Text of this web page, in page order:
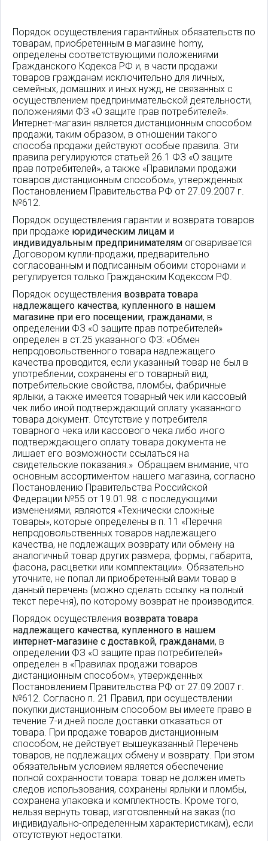
Порядок осуществления гарантийных обязательств по
товарам, приобретенным в магазине homy,
определены соответствующими положениями
Гражданского Кодекса РФ и, в части продажи
товаров гражданам исключительно для личных,
семейных, домашних и иных нужд, не связанных с
осуществлением предпринимательской деятельности,
положениями ФЗ «О защите прав потребителей».
Интернет-магазин является дистанционным способом
продажи, таким образом, в отношении такого
способа продажи действуют особые правила. Эти
правила регулируются статьей 26.1 ФЗ «О защите
прав потребителей», а также «Правилами продажи
товаров дистанционным способом», утвержденных
Постановлением Правительства РФ от 27.09.2007 г.
№612.
Порядок осуществления гарантии и возврата товаров
при продаже юридическим лицам и
индивидуальным предпринимателям оговаривается
Договором купли-продажи, предварительно
согласованным и подписанным обоими сторонами и
регулируется только Гражданским Кодексом РФ.
Порядок осуществления возврата товара
надлежащего качества, купленного в нашем
магазине при его посещении, гражданами, в
определении ФЗ «О защите прав потребителей»
определен в ст.25 указанного ФЗ: «Обмен
непродовольственного товара надлежащего
качества проводится, если указанный товар не был в
употреблении, сохранены его товарный вид,
потребительские свойства, пломбы, фабричные
ярлыки, а также имеется товарный чек или кассовый
чек либо иной подтверждающий оплату указанного
товара документ. Отсутствие у потребителя
товарного чека или кассового чека либо иного
подтверждающего оплату товара документа не
лишает его возможности ссылаться на
свидетельские показания.» Обращаем внимание, что
основным ассортиментом нашего магазина, согласно
Постановлению Правительства Российской
Федерации №55 от 19.01.98. с последующими
изменениями, являются «Технически сложные
товары», которые определены в п. 11 «Перечня
непродовольственных товаров надлежащего
качества, не подлежащих возврату или обмену на
аналогичный товар других размера, формы, габарита,
фасона, расцветки или комплектации». Обязательно
уточните, не попал ли приобретенный вами товар в
данный перечень (можно сделать ссылку на полный
текст перечня), по которому возврат не производится.
Порядок осуществления возврата товара
надлежащего качества, купленного в нашем
интернет-магазине с доставкой, гражданами, в
определении ФЗ «О защите прав потребителей»
определен в «Правилах продажи товаров
дистанционным способом», утвержденных
Постановлением Правительства РФ от 27.09.2007 г.
№612. Согласно п. 21 Правил, при осуществлении
покупки дистанционным способом вы имеете право в
течение 7-и дней после доставки отказаться от
товара. При продаже товаров дистанционным
способом, не действует вышеуказанный Перечень
товаров, не подлежащих обмену и возврату. При этом
обязательным условием является обеспечение
полной сохранности товара: товар не должен иметь
следов использования, сохранены ярлыки и пломбы,
сохранена упаковка и комплектность. Кроме того,
нельзя вернуть товар, изготовленный на заказ (по
индивидуально-определенным характеристикам), если
отсутствуют недостатки.